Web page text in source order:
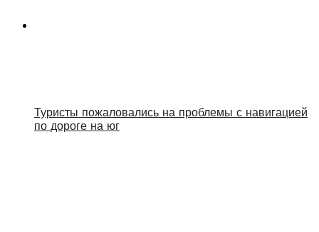
Туристы пожаловались на проблемы с навигацией
по дороге на юг